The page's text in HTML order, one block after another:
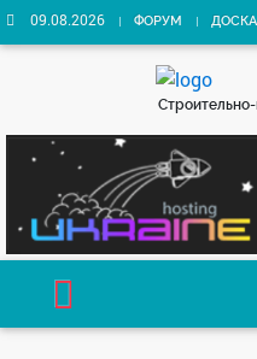
09.08.2026 ФОРУМ